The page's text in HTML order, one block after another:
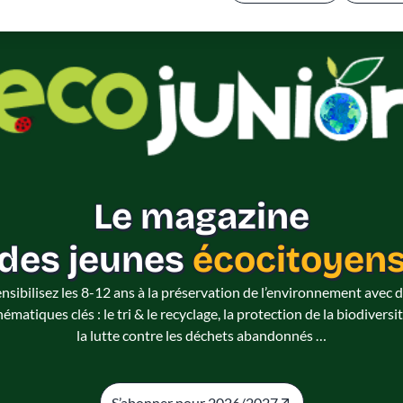
OUVERT À TOUS
Le magazine
jeunes
les 8-12 ans à la préservation de l’environnement avec
clés : le tri & le recyclage, la protection de la
la lutte contre les déchets abandonnés …